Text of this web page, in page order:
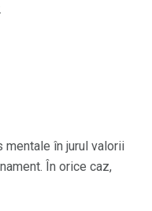
în jurul valorii
În orice caz,